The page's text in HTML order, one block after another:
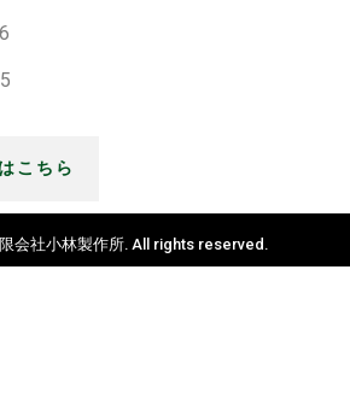
こちら
会社小林製作所. All rights reserved.